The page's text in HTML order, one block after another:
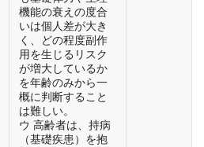
機能の衰えの度合
いは個人差が大き
く、どの程度副作
用を生じるリスク
が増大しているか
を年齢のみから一
概に判断すること
は難しい。
ウ 高齢者は、持病
（基礎疾患）を抱